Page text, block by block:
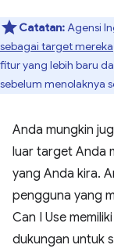
Catatan: Agensi
sebagai target mereka
fitur yang lebih baru
sebelum menolaknya
Anda mungkin
luar target Anda
yang Anda kira.
pengguna yang
Can I Use
dukungan untuk